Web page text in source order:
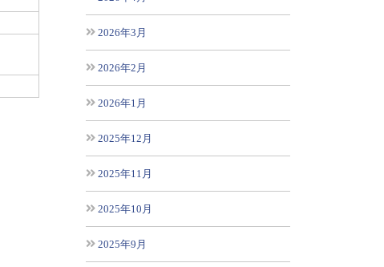
2026年3月
2026年2月
2026年1月
2025年12月
2025年11月
2025年10月
2025年9月